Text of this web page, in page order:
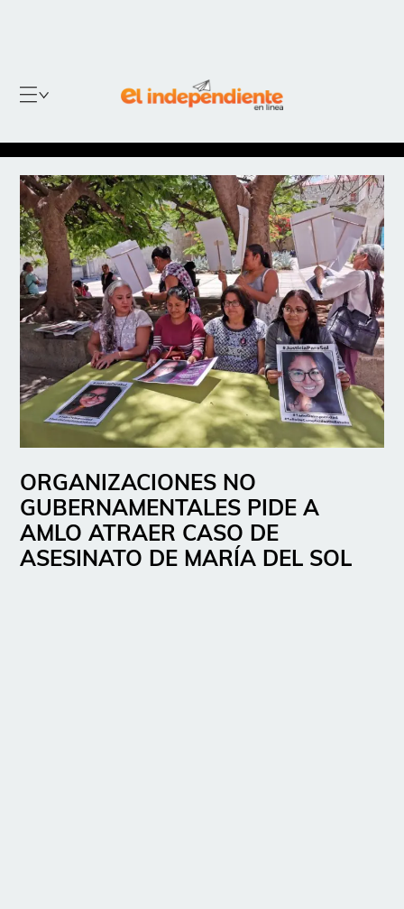
ORGANIZACIONES NO
GUBERNAMENTALES PIDE A
AMLO ATRAER CASO DE
ASESINATO DE MARÍA DEL SOL